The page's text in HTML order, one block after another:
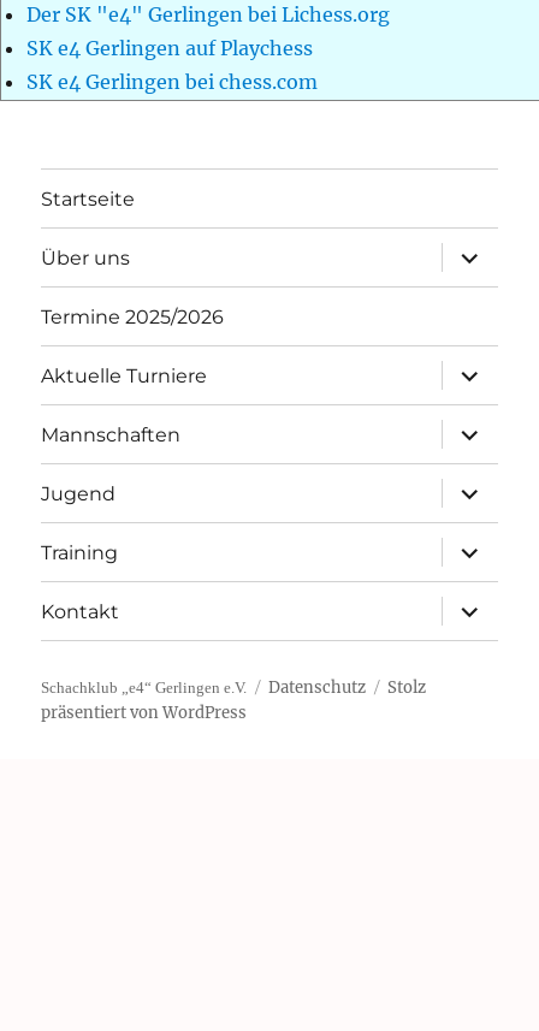
Der SK "e4" Gerlingen bei Lichess.org
SK e4 Gerlingen auf Playchess
SK e4 Gerlingen bei chess.com
Startseite
Über uns
öffnen
Termine 2025/2026
Aktuelle Turniere
öffnen
Mannschaften
öffnen
Jugend
öffnen
Training
öffnen
Kontakt
öffnen
Schachklub „e4“ Gerlingen e.V. Datenschutz
Stolz
präsentiert von WordPress